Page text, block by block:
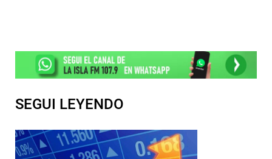
SEGUI LEYENDO